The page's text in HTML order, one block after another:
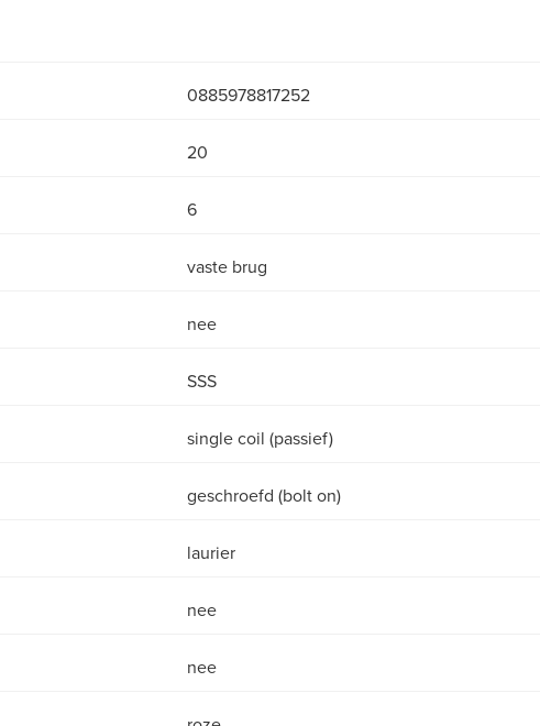
0885978817252
20
6
vaste brug
nee
SSS
single coil (passief)
geschroefd (bolt on)
laurier
nee
nee